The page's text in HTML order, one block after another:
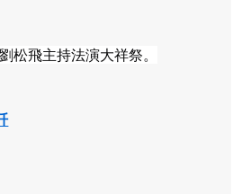
松飛主持法演大祥祭。